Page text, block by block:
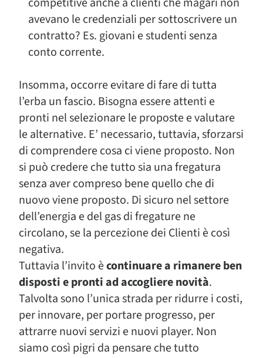
avevano le credenziali per sottoscrivere un
contratto? Es. giovani e studenti senza
conto corrente.
Insomma, occorre evitare di fare di tutta
l’erba un fascio. Bisogna essere attenti e
pronti nel selezionare le proposte e valutare
le alternative. E’ necessario, tuttavia, sforzarsi
di comprendere cosa ci viene proposto. Non
si può credere che tutto sia una fregatura
senza aver compreso bene quello che di
nuovo viene proposto. Di sicuro nel settore
dell’energia e del gas di fregature ne
circolano, se la percezione dei Clienti è così
negativa.
Tuttavia l’invito ècontinuare a rimanere ben
disposti e pronti ad accogliere novità.
Talvolta sono l’unica strada per ridurre i costi,
per innovare, per portare progresso, per
attrarre nuovi servizi e nuovi player. Non
siamo così pigri da pensare che tutto